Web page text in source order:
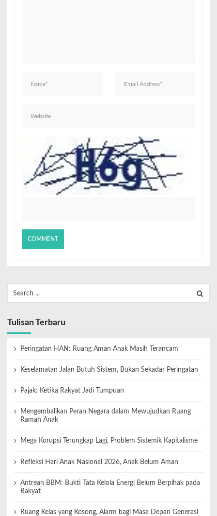
Tulisan Terbaru
Peringatan HAN: Ruang Aman Anak Masih Terancam
Keselamatan Jalan Butuh Sistem, Bukan Sekadar Peringatan
Pajak: Ketika Rakyat Jadi Tumpuan
Mengembalikan Peran Negara dalam Mewujudkan Ruang
Ramah Anak
Mega Korupsi Terungkap Lagi, Problem Sistemik Kapitalisme
Refleksi Hari Anak Nasional 2026, Anak Belum Aman
Antrean BBM: Bukti Tata Kelola Energi Belum Berpihak pada
Rakyat
Ruang Kelas yang Kosong, Alarm bagi Masa Depan Generasi